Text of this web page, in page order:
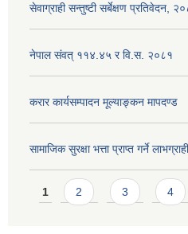
सेवाग्राही सन्तुष्टी सर्बेक्षण प्रतिवेदन,
नेपाल संवत् ११४.४५ र वि.स. २०८१
करार कार्यसम्पादन मूल्याङ्कन मापदण्ड
सामाजिक सुरक्षा भत्ता प्राप्त गर्ने
Pages
1 2 3 4